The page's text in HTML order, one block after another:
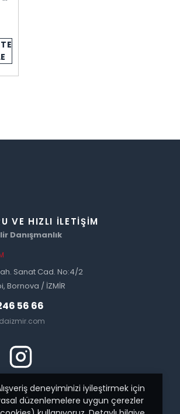
deneyiminizi iyileştirmek için
düzenlemelere uygun çerezler
VE HIZLI İLETIŞIM
Danışmanlık
Sanat Cad. No:4/2
Bornova / İZMİR
56 66